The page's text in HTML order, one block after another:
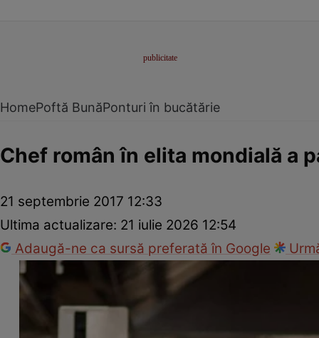
HomePoftă BunăPonturi în bucătărie
Chef român în elita mondială a
21 septembrie 2017 12:33
Ultima actualizare: 21 iulie 2026 12:54
Adaugă-ne ca sursă preferată în Google